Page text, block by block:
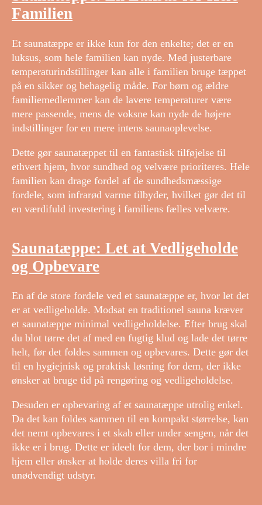
Familien
Et saunatæppe er ikke kun for den enkelte; det er en
luksus, som hele familien kan nyde. Med justerbare
temperaturindstillinger kan alle i familien bruge tæppet
på en sikker og behagelig måde. For børn og ældre
familiemedlemmer kan de lavere temperaturer være
mere passende, mens de voksne kan nyde de højere
indstillinger for en mere intens saunaoplevelse.
Dette gør saunatæppet til en fantastisk tilføjelse til
ethvert hjem, hvor sundhed og velvære prioriteres. Hele
familien kan drage fordel af de sundhedsmæssige
fordele, som infrarød varme tilbyder, hvilket gør det til
en værdifuld investering i familiens fælles velvære.
Saunatæppe: Let at Vedligeholde
og Opbevare
En af de store fordele ved et saunatæppe er, hvor let det
er at vedligeholde. Modsat en traditionel sauna kræver
et saunatæppe minimal vedligeholdelse. Efter brug skal
du blot tørre det af med en fugtig klud og lade det tørre
helt, før det foldes sammen og opbevares. Dette gør det
til en hygiejnisk og praktisk løsning for dem, der ikke
ønsker at bruge tid på rengøring og vedligeholdelse.
Desuden er opbevaring af et saunatæppe utrolig enkel.
Da det kan foldes sammen til en kompakt størrelse, kan
det nemt opbevares i et skab eller under sengen, når det
ikke er i brug. Dette er ideelt for dem, der bor i mindre
hjem eller ønsker at holde deres villa fri for
unødvendigt udstyr.